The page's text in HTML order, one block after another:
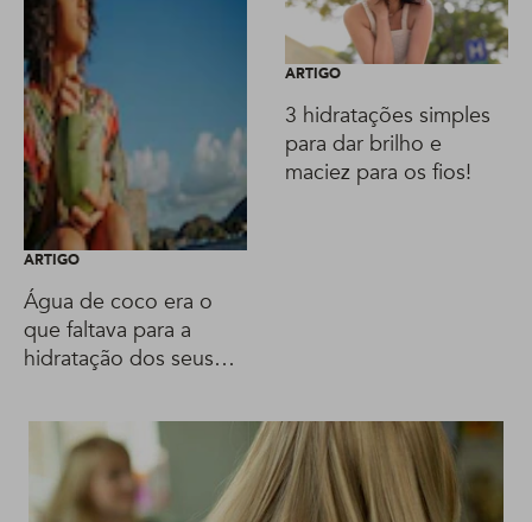
ARTIGO
Água de coco era o
que faltava para a
hidratação dos seus
ARTIGO
3 hidratações simples
para dar brilho e
maciez para os fios!